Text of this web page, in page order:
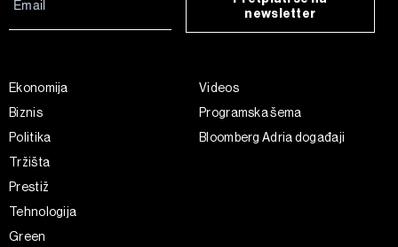
newsletter
Ekonomija
Biznis
Politika
Tržišta
Prestiž
Tehnologija
Green
Videos
Programska šema
Bloomberg Adria događaji